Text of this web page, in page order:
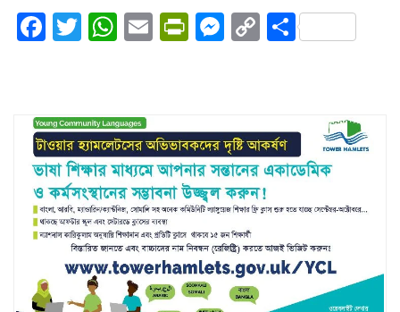
Facebook
Twitter
WhatsApp
EmailPrintFriendly
Messenger
CopyShare